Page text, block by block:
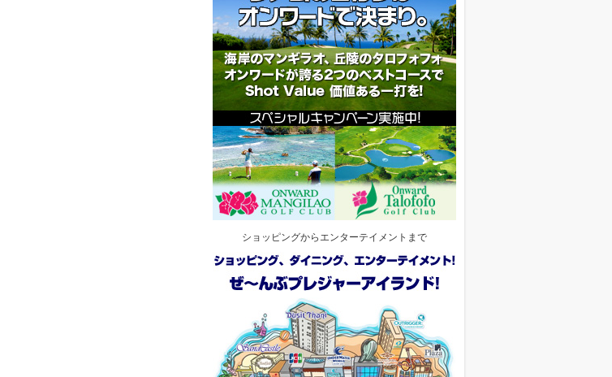
ショッピングからエンターテイメントまで